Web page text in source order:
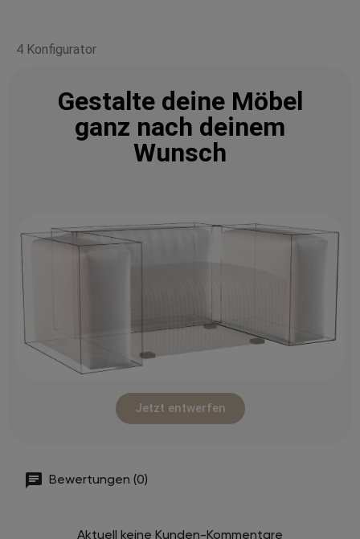
4 Konfigurator
Gestalte deine Möbel
ganz nach deinem
Wunsch
Jetzt entwerfen
Bewertungen (0)
Aktuell keine Kunden-Kommentare